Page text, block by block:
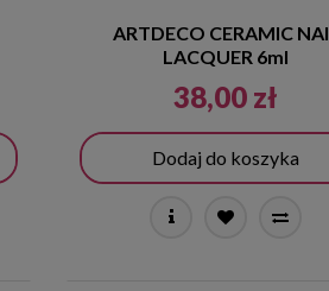
ARTDECO CERAMIC
LACQUER 6ml
38,00 zł
Dodaj do koszyka